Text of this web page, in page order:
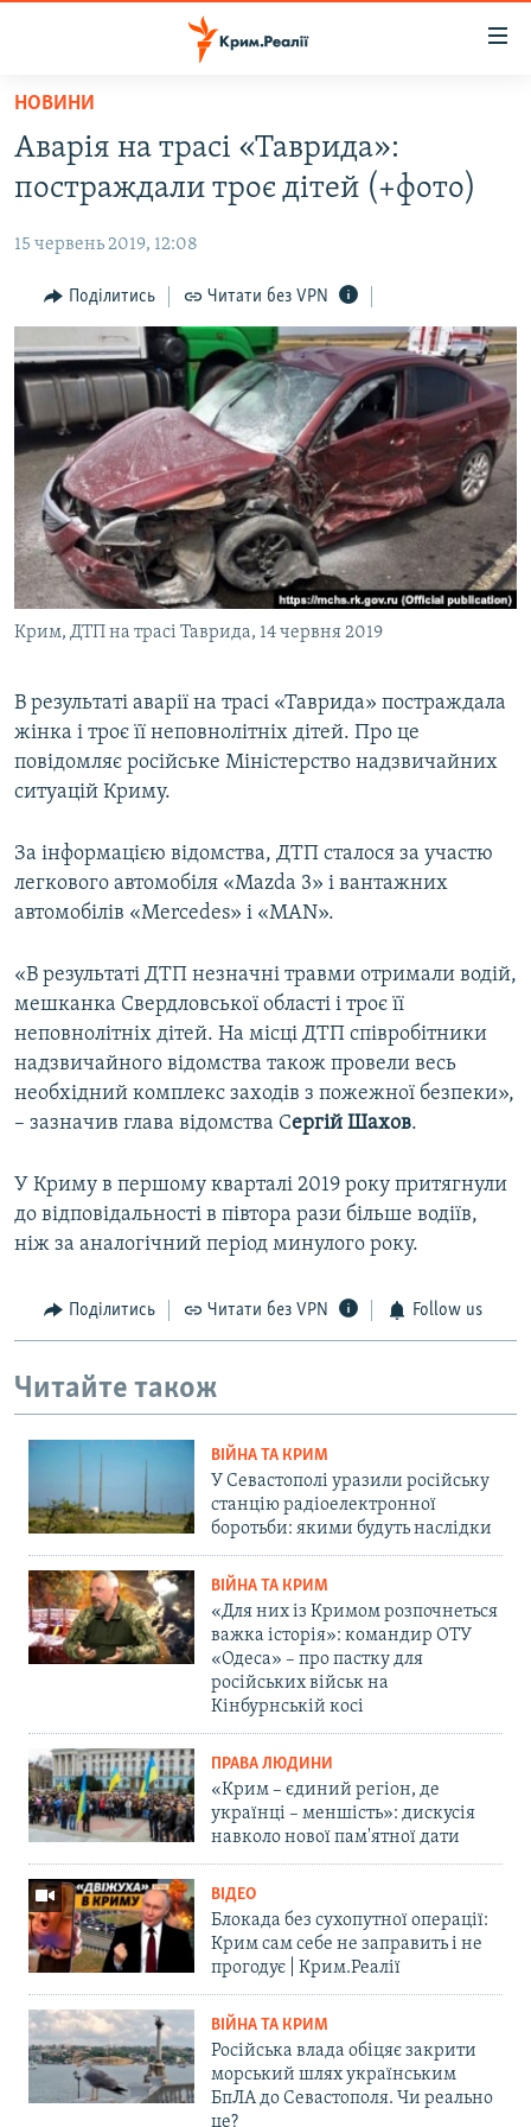
Перейти
основного
матеріалу
Перейти
до
навігації
Перейти
до
пошуку
ВОДА.КРИМ
ВІДЕО ТА ФОТО
ПОЛІТИКА
БЛОГИ
ІНТЕРВ'Ю
ВСЕ ЗА ДЕНЬ
СПЕЦПРОЕКТИ
ДЕПОРТАЦІЯ
ВІДЕОУРОКИ «ELIFBE»
СВІДЧЕННЯ ОКУПАЦІЇ
УКРАЇНСЬКА ПРОБЛЕМА КРИМУ
ЯК ОБІЙТИ БЛОКУВАННЯ
Русский
Qırımtatar
Усі сайти RFE/RL
НОВИНИ
Аварія на трасі «Таврида»:
постраждали троє дітей (+фото)
15 червень 2019, 12:08
Поділитись Читати без VPN
Крим, ДТП на трасі Таврида, 14 червня 2019
В результаті аварії на трасі «Таврида» постраждала
жінка і троє її неповнолітніх дітей. Про це
повідомляє російське Міністерство надзвичайних
ситуацій Криму.
За інформацією відомства, ДТП сталося за участю
легкового автомобіля «Mazda 3» і вантажних
автомобілів «Mercedes» і «MAN».
«В результаті ДТП незначні травми отримали водій,
мешканка Свердловської області і троє її
неповнолітніх дітей. На місці ДТП співробітники
надзвичайного відомства також провели весь
необхідний комплекс заходів з пожежної безпеки»,
– зазначив глава відомства Сергій Шахов.
У Криму в першому кварталі 2019 року притягнули
до відповідальності в півтора рази більше водіїв,
ніж за аналогічний період минулого року.
Поділитись Читати без VPN Follow us
Читайте також
ВІЙНА ТА КРИМ
У Севастополі уразили російську
станцію радіоелектронної
боротьби: якими будуть наслідки
ВІЙНА ТА КРИМ
«Для них із Кримом розпочнеться
важка історія»: командир ОТУ
«Одеса» – про пастку для
російських військ на
Кінбурнській косі
ПРАВА ЛЮДИНИ
«Крим – єдиний регіон, де
українці – меншість»: дискусія
навколо нової пам'ятної дати
ВІДЕО
Блокада без сухопутної операції:
Крим сам себе не заправить і не
прогодує | Крим.Реалії
ВІЙНА ТА КРИМ
Російська влада обіцяє закрити
морський шлях українським
БпЛА до Севастополя. Чи реально
це?